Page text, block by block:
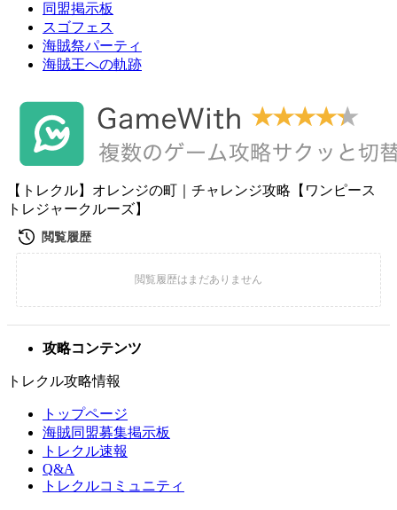
同盟掲示板
スゴフェス
海賊祭パーティ
海賊王への軌跡
【トレクル】オレンジの町｜チャレンジ攻略【ワンピース
トレジャークルーズ】
攻略コンテンツ
トレクル攻略情報
トップページ
海賊同盟募集掲示板
トレクル速報
Q&A
トレクルコミュニティ